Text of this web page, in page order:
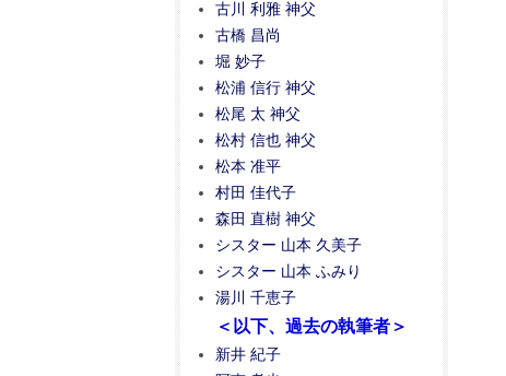
古川 利雅 神父
古橋 昌尚
堀 妙子
松浦 信行 神父
松尾 太 神父
松村 信也 神父
松本 准平
村田 佳代子
森田 直樹 神父
シスター 山本 久美子
シスター 山本 ふみり
湯川 千恵子
＜以下、過去の執筆者＞
新井 紀子